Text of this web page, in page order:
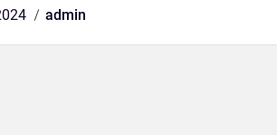
admin